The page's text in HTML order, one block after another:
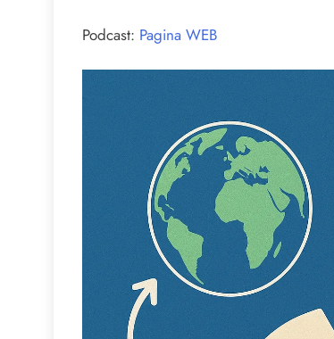
Podcast: Pagina WEB